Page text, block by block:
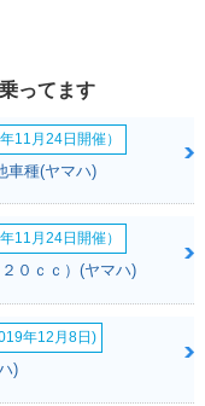
1990年 TZR250・
マイナーチェンジ
ってます
11月24日開催）
車種(ヤマハ)
11月24日開催）
０ｃｃ）(ヤマハ)
年12月8日)
)